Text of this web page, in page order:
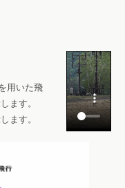
用いた飛
ます。
す。